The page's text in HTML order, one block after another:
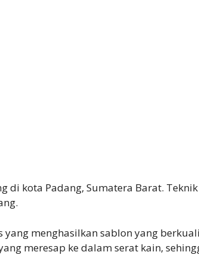
di kota Padang, Sumatera Barat.
yang menghasilkan sablon yang
meresap ke dalam serat kain,